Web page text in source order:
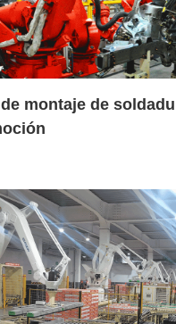
montaje de